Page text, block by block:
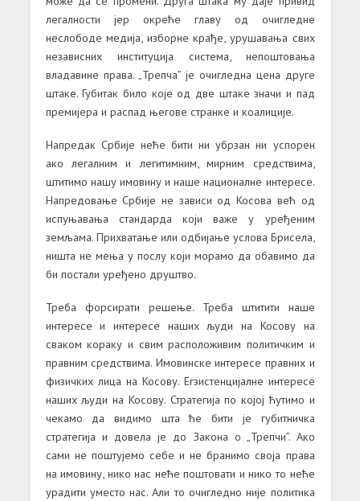
легалности јер окреће главу од очигледне
неслободе медија, изборне крађе, урушавања свих
независних институција система, непоштовања
владавине права. „Трепча” је очигледна цена друге
штаке. Губитак било које од две штаке значи и пад
премијера и распад његове странке и коалиције.
Напредак Србије неће бити ни убрзан ни успорен
ако легалним и легитимним, мирним средствима,
штитимо нашу имовину и наше националне интересе.
Напредовање Србије не зависи од Косова већ од
испуњавања стандарда који важе у уређеним
земљама. Прихватање или одбијање услова Брисела,
ништа не мења у послу који морамо да обавимо да
би постали уређено друштво.
Треба форсирати решење. Треба штитити наше
интересе и интересе наших људи на Косову на
сваком кораку и свим расположивим политичким и
правним средствима. Имовинске интересе правних и
физичких лица на Косову. Егзистенцијалне интересе
наших људи на Косову. Стратегија по којој ћутимо и
чекамо да видимо шта ће бити је губитничка
стратегија и довела је до Закона о „Трепчи”. Ако
сами не поштујемо себе и не бранимо своја права
на имовину, нико нас неће поштовати и нико то неће
урадити уместо нас. Али то очигледно није политика